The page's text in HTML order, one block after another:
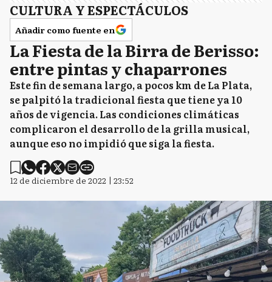
CULTURA Y ESPECTÁCULOS
Añadir como fuente en
La Fiesta de la Birra de Berisso:
entre pintas y chaparrones
Este fin de semana largo, a pocos km de La Plata,
se palpitó la tradicional fiesta que tiene ya 10
años de vigencia. Las condiciones climáticas
complicaron el desarrollo de la grilla musical,
aunque eso no impidió que siga la fiesta.
12 de diciembre de 2022 | 23:52